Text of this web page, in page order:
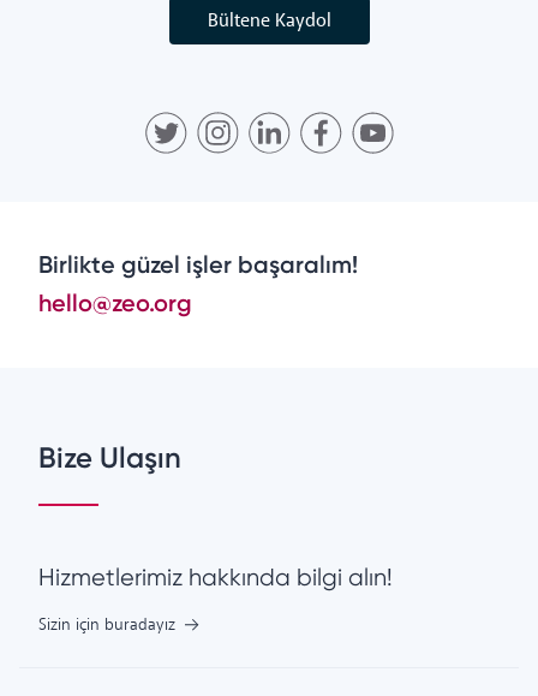
Bültene Kaydol
Birlikte güzel işler başaralım!
hello@zeo.org
Bize Ulaşın
Hizmetlerimiz hakkında bilgi alın!
Sizin için buradayız